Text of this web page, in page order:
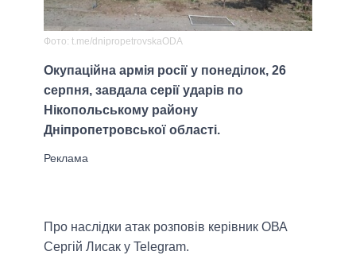
Фото: t.me/dnipropetrovskaODA
Окупаційна армія росії у понеділок, 26
серпня, завдала серії ударів по
Нікопольському району
Дніпропетровської області.
Про наслідки атак розповів керівник ОВА
Сергій Лисак у Telegram.